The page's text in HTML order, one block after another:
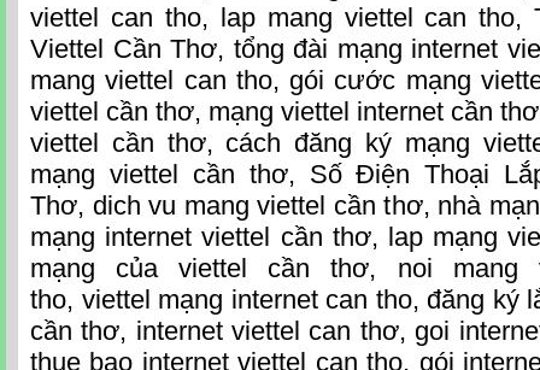
viettel can tho, lap mang viettel can tho,
Viettel Cần Thơ, tổng đài mạng internet
mang viettel can tho, gói cước mạng
viettel cần thơ, mạng viettel internet cần
viettel cần thơ, cách đăng ký mạng
mạng viettel cần thơ, Số Điện Thoại
Thơ, dich vu mang viettel cần thơ, nhà
mạng internet viettel cần thơ, lap mạng
mạng của viettel cần thơ, noi mang
tho, viettel mạng internet can tho, đăng ký
cần thơ, internet viettel can thơ, goi
thue bao internet viettel can tho, gói